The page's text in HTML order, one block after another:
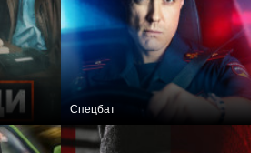
Спецбат